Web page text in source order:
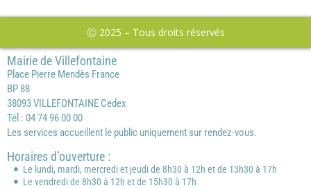
Ⓒ 2025 – Tous droits réservés
Mairie de Villefontaine
Place Pierre Mendès France
BP 88
38093 VILLEFONTAINE Cedex
Tél : 04 74 96 00 00
Les services accueillent le public uniquement sur rendez-vous.
Horaires d’ouverture :
Le lundi, mardi, mercredi et jeudi de 8h30 à 12h et de 13h30 à 17h
Le vendredi de 8h30 à 12h et de 15h30 à 17h